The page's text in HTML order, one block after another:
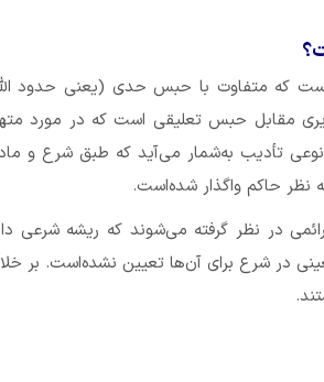
که متفاوت با حبس حدی (یعنی حدود
مقابل حبس تعلیقی است که در مورد
نظر حاکم واگذار شده‌است.
در نظر گرفته می‌شوند که ریشه شرعی
در شرع برای آن‌ها تعیین نشده‌است. بر